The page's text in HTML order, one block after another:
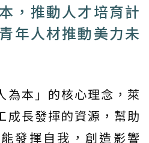
，推動人才培育計
年人材推動美力未
為本」的核心理念，萊
成長發揮的資源，幫助
發揮自我，創造影響